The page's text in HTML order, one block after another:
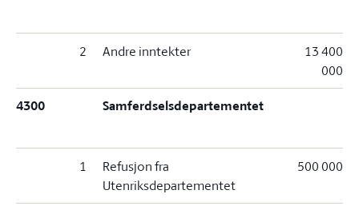
2 Andre inntekter
13 400
000
4300 Samferdselsdepartementet
1
Refusjon fra
Utenriksdepartementet
500 000